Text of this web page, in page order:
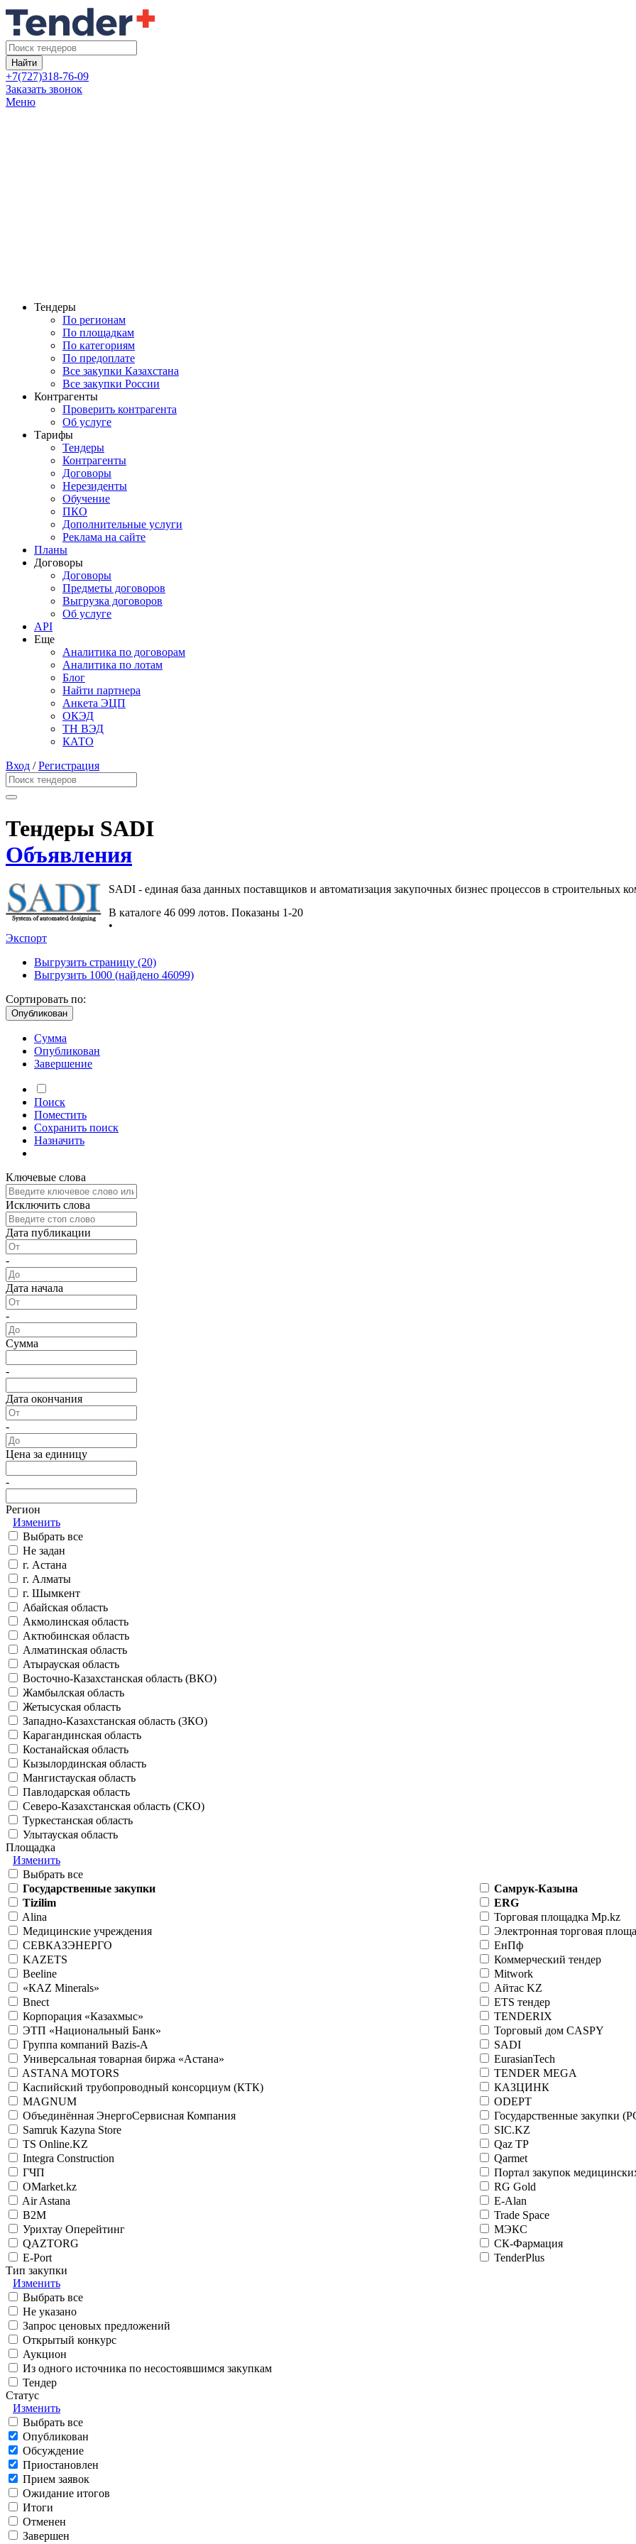
Найти
+7(727)318-76-09
Заказать звонок
Меню
Тендеры
По регионам
По площадкам
По категориям
По предоплате
Все закупки Казахстана
Все закупки России
Контрагенты
Проверить контрагента
Об услуге
Тарифы
Тендеры
Контрагенты
Договоры
Нерезиденты
Обучение
ПКО
Дополнительные услуги
Реклама на сайте
Планы
Договоры
Договоры
Предметы договоров
Выгрузка договоров
Об услуге
API
Еще
Аналитика по договорам
Аналитика по лотам
Блог
Найти партнера
Анкета ЭЦП
ОКЭД
ТН ВЭД
КАТО
Вход /Регистрация
Тендеры SADI
Объявления
SADI - единая база данных поставщиков и автоматизация закупочных бизнес процессов в строительных
В каталоге 46 099 лотов. Показаны 1-20
•
Экспорт
Выгрузить страницу (20)
Выгрузить 1000 (найдено 46099)
Сортировать по:
Опубликован
Сумма
Опубликован
Завершение
Поиск
Поместить
Сохранить поиск
Назначить
Ключевые слова
Исключить слова
Дата публикации
-
Дата начала
-
Сумма
-
Дата окончания
-
Цена за единицу
-
Регион
Изменить
Выбрать все
Не задан
г. Астана
г. Алматы
г. Шымкент
Абайская область
Акмолинская область
Актюбинская область
Алматинская область
Атырауская область
Восточно-Казахстанская область (ВКО)
Жамбылская область
Жетысуская область
Западно-Казахстанская область (ЗКО)
Карагандинская область
Костанайская область
Кызылординская область
Мангистауская область
Павлодарская область
Северо-Казахстанская область (СКО)
Туркестанская область
Улытауская область
Площадка
Изменить
Выбрать все
Государственные закупки
Самрук-Казына
Tizilim
ERG
Alina
Торговая площадка Mp.kz
Медицинские учреждения
Электронная торговая
СЕВКАЗЭНЕРГО
ЕнПф
KAZETS
Коммерческий тендер
Beeline
Mitwork
«КАZ Minerals»
Айтас KZ
Bnect
ETS тендер
Корпорация «Казахмыс»
TENDERIX
ЭТП «Национальный Банк»
Торговый дом CASPY
Группа компаний Bazis-A
SADI
Универсальная товарная биржа «Астана»
EurasianTech
ASTANA MOTORS
TENDER MEGA
Каспийский трубопроводный консорциум (КТК)
КАЗЦИНК
MAGNUM
ODEPT
Объединённая ЭнергоСервисная Компания
Государственные закупки
Samruk Kazyna Store
SIC.KZ
TS Online.KZ
Qaz TP
Integra Construction
Qarmet
ГЧП
Портал закупок
OMarket.kz
RG Gold
Air Astana
E-Alan
B2M
Trade Space
Урихтау Оперейтинг
МЭКС
QAZTORG
СК-Фармация
E-Port
TenderPlus
Тип закупки
Изменить
Выбрать все
Не указано
Запрос ценовых предложений
Открытый конкурс
Аукцион
Из одного источника по несостоявшимся закупкам
Тендер
Статус
Изменить
Выбрать все
Опубликован
Обсуждение
Приостановлен
Прием заявок
Ожидание итогов
Итоги
Отменен
Завершен